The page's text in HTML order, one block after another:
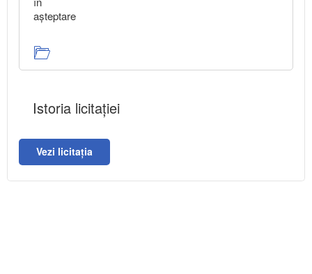
aşteptare
Istoria licitației
Vezi licitația